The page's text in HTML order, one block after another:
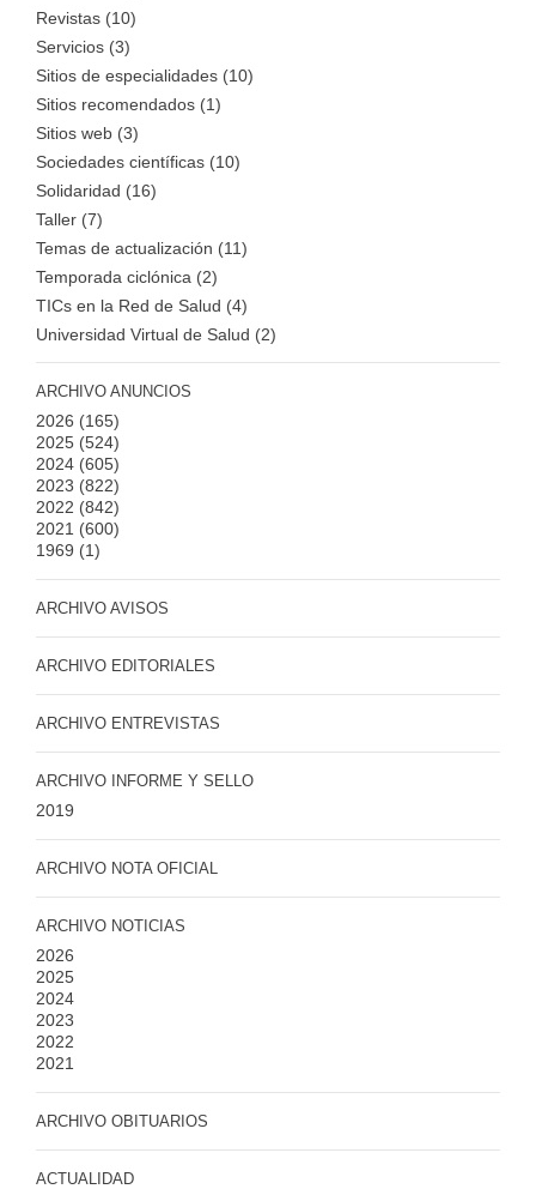
Revistas (10)
Servicios (3)
Sitios de especialidades (10)
Sitios recomendados (1)
Sitios web (3)
Sociedades científicas (10)
Solidaridad (16)
Taller (7)
Temas de actualización (11)
Temporada ciclónica (2)
TICs en la Red de Salud (4)
Universidad Virtual de Salud (2)
ARCHIVO ANUNCIOS
2026 (165)
2025 (524)
2024 (605)
2023 (822)
2022 (842)
2021 (600)
1969 (1)
ARCHIVO AVISOS
ARCHIVO EDITORIALES
ARCHIVO ENTREVISTAS
ARCHIVO INFORME Y SELLO
2019
ARCHIVO NOTA OFICIAL
ARCHIVO NOTICIAS
2026
2025
2024
2023
2022
2021
ARCHIVO OBITUARIOS
ACTUALIDAD